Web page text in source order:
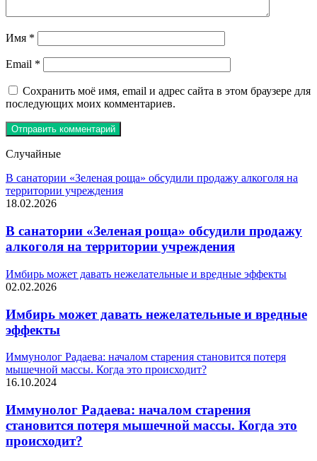
Имя *
Email *
Сохранить моё имя, email и адрес сайта в этом браузере для
последующих моих комментариев.
Случайные
В санатории «Зеленая роща» обсудили продажу алкоголя на
территории учреждения
18.02.2026
В санатории «Зеленая роща» обсудили продажу
алкоголя на территории учреждения
Имбирь может давать нежелательные и вредные эффекты
02.02.2026
Имбирь может давать нежелательные и вредные
эффекты
Иммунолог Радаева: началом старения становится потеря
мышечной массы. Когда это происходит?
16.10.2024
Иммунолог Радаева: началом старения
становится потеря мышечной массы. Когда это
происходит?